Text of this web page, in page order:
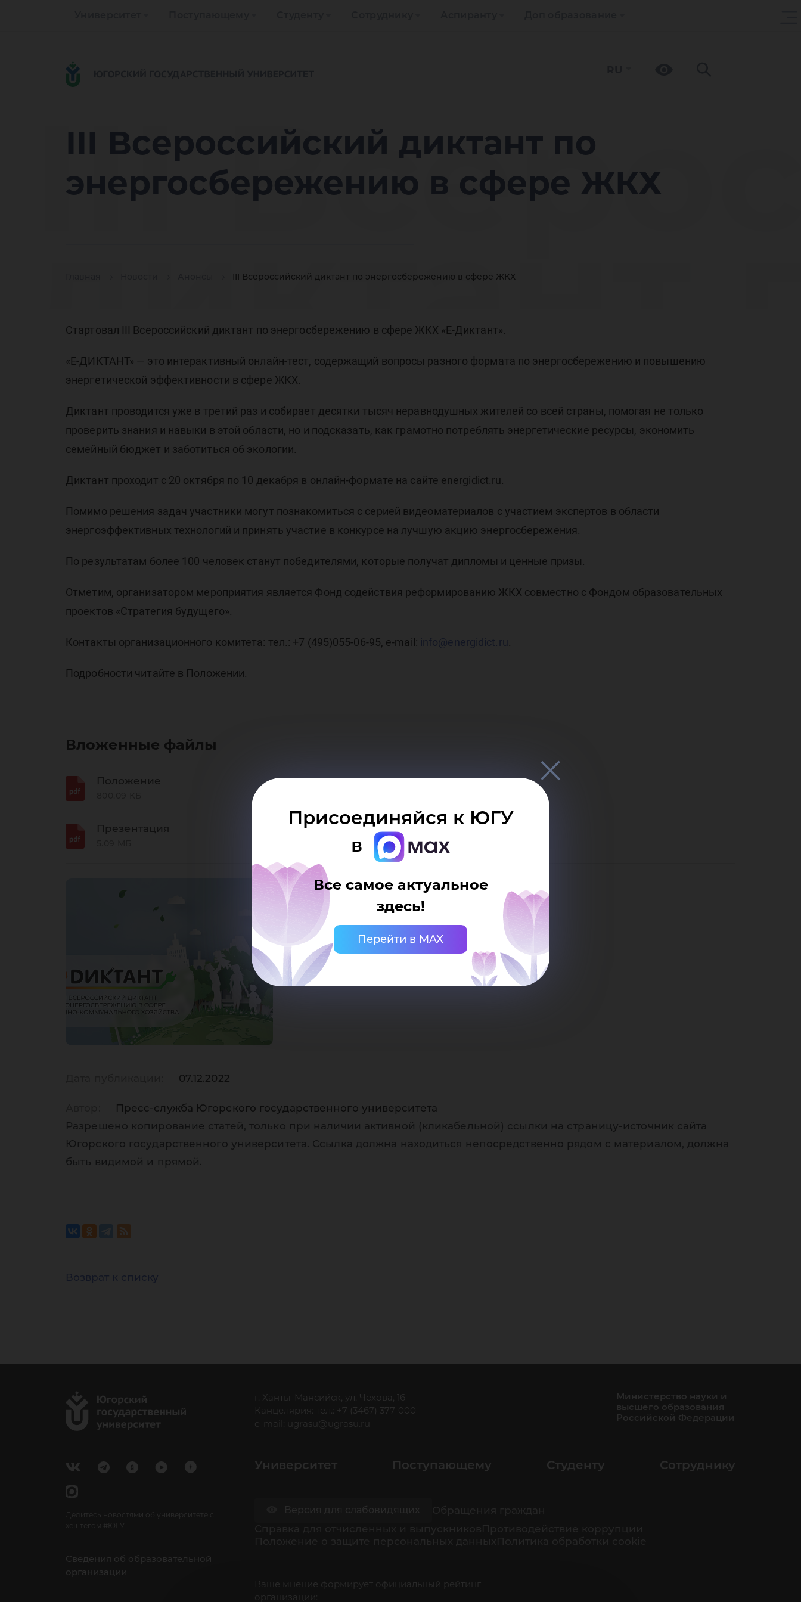
III Всероссийский диктант по
энергосбережению в сфере ЖКХ
III Всероссийский диктант по энергосбережению в сфере ЖКХ
III
диктант
в сфере
Присоединяйся к ЮГУ
в
Все самое актуальное
здесь!
Перейти в MAX
Стартовал III Всероссийский диктант по энергосбережению в сфере ЖКХ «Е-Диктант».
«E-ДИКТАНТ» — это интерактивный онлайн-тест, содержащий вопросы разного формата по энергосбережению и повышению
энергетической эффективности в сфере ЖКХ.
Диктант проводится уже в третий раз и собирает десятки тысяч неравнодушных жителей со всей страны, помогая не только
проверить знания и навыки в этой области, но и подсказать, как грамотно потреблять энергетические ресурсы, экономить
семейный бюджет и заботиться об экологии.
Диктант проходит с 20 октября по 10 декабря в онлайн-формате на сайте energidict.ru.
Помимо решения задач участники могут познакомиться с серией видеоматериалов с участием экспертов в области
энергоэффективных технологий и принять участие в конкурсе на лучшую акцию энергосбережения.
По результатам более 100 человек станут победителями, которые получат дипломы и ценные призы.
Отметим, организатором мероприятия является Фонд содействия реформированию ЖКХ совместно с Фондом образовательных
проектов «Стратегия будущего».
Контакты организационного комитета: тел.: +7 (495)055-06-95, e-mail: info@energidict.ru.
Подробности читайте в Положении.
Вложенные файлы
Положение
Презентация
07.12.2022
Пресс-служба Югорского государственного университета
Разрешено копирование статей, только при наличии активной (кликабельной) ссылки на страницу-источник сайта
Югорского государственного университета. Ссылка должна находиться непосредственно рядом с материалом, должна
быть видимой и прямой.
Возврат к списку
Делитесь новостями об университете с
хештегом #ЮГУ
Сведения об образовательной
организации
г. Ханты-Мансийск, ул. Чехова, 16
Канцелярия: тел.: +7 (3467) 377-000
e-mail:
ugrasu@ugrasu.ru
Министерство науки и
высшего образования
Российской Федерации
Университет Поступающему Студенту Сотруднику
Ваше мнение формирует официальный рейтинг
организации: